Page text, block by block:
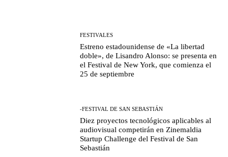
FESTIVALES
Estreno estadounidense de «La libertad
doble», de Lisandro Alonso: se presenta en
el Festival de New York, que comienza el
25 de septiembre
-FESTIVAL DE SAN SEBASTIÁN
Diez proyectos tecnológicos aplicables al
audiovisual competirán en Zinemaldia
Startup Challenge del Festival de San
Sebastián